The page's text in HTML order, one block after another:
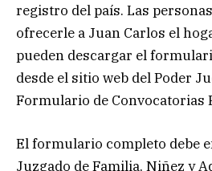
registro del país. Las
ofrecerle a Juan Carlos el
pueden descargar el
desde el sitio web del Poder
Formulario de Convocatorias
El formulario completo debe
Juzgado de Familia, Niñez y